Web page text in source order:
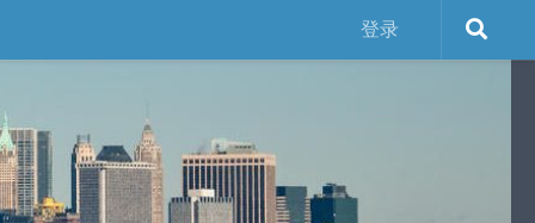
登录